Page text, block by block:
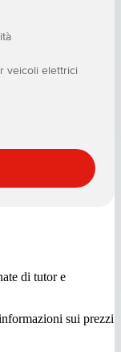
veicoli elettrici
di tutor e
sui prezzi